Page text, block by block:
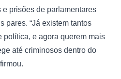
prisões de parlamentares
pares. “Já existem tantos
política, e agora querem mais
até criminosos dentro do